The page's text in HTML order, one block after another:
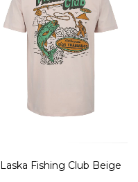
Laska Fishing Club Beige